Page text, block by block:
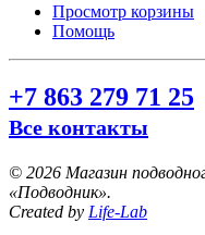
Просмотр корзины
Помощь
+7 863 279 71 25
Все контакты
© 2026 Магазин
«Подводник».
Created by Life-Lab